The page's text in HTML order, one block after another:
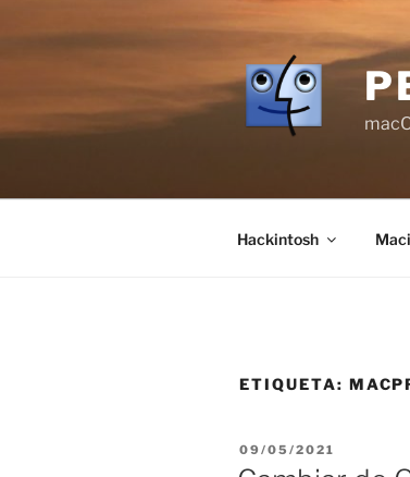
Hackintosh
ETIQUETA:
PUBLICADO
EL
09/05/2021